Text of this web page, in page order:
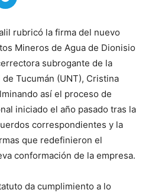
rubricó la firma del nuevo
Mineros de Agua de Dionisio
subrogante de la
Tucumán (UNT), Cristina
así el proceso de
iniciado el año pasado tras la
correspondientes y la
que redefinieron el
conformación de la empresa.
da cumplimiento a lo